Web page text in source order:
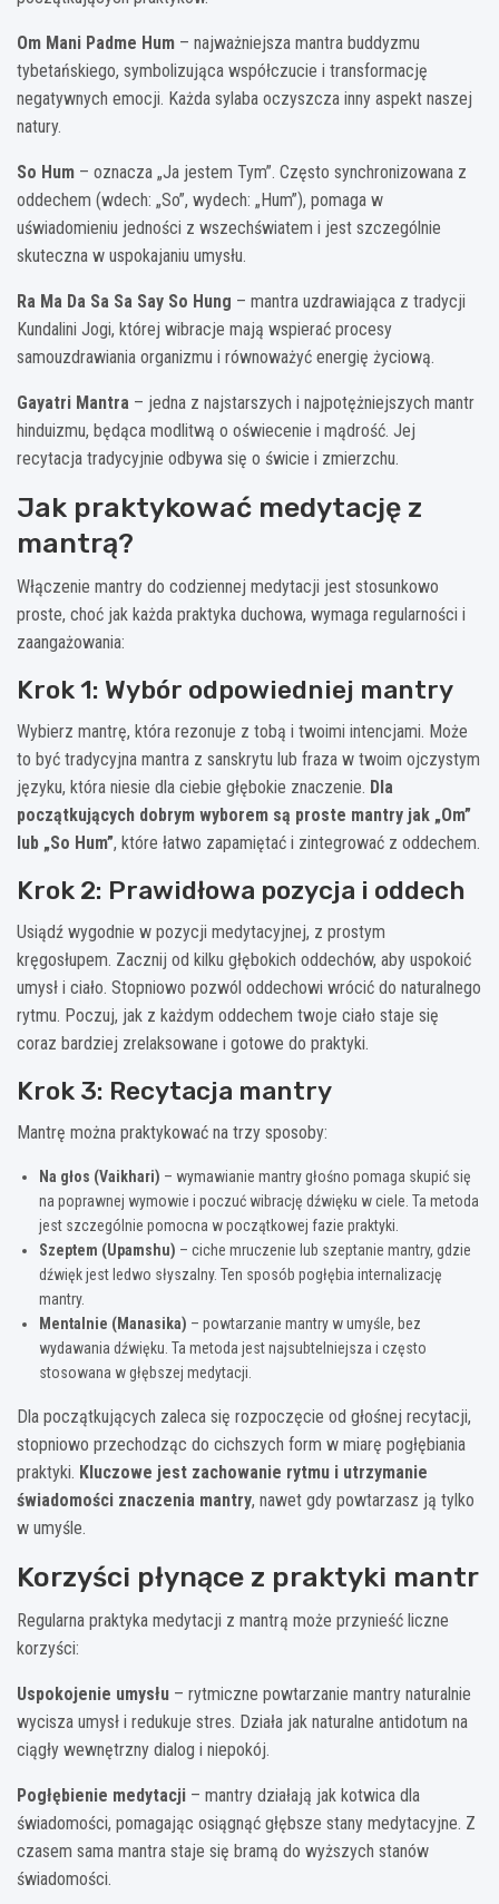
Om Mani Padme Hum – najważniejsza mantra buddyzmu
tybetańskiego, symbolizująca współczucie i transformację
negatywnych emocji. Każda sylaba oczyszcza inny aspekt naszej
natury.
So Hum – oznacza „Ja jestem Tym”. Często synchronizowana z
oddechem (wdech: „So”, wydech: „Hum”), pomaga w
uświadomieniu jedności z wszechświatem i jest szczególnie
skuteczna w uspokajaniu umysłu.
Ra Ma Da Sa Sa Say So Hung – mantra uzdrawiająca z tradycji
Kundalini Jogi, której wibracje mają wspierać procesy
samouzdrawiania organizmu i równoważyć energię życiową.
Gayatri Mantra – jedna z najstarszych i najpotężniejszych mantr
hinduizmu, będąca modlitwą o oświecenie i mądrość. Jej
recytacja tradycyjnie odbywa się o świcie i zmierzchu.
Jak praktykować medytację z
mantrą?
Włączenie mantry do codziennej medytacji jest stosunkowo
proste, choć jak każda praktyka duchowa, wymaga regularności i
zaangażowania:
Krok 1: Wybór odpowiedniej mantry
Wybierz mantrę, która rezonuje z tobą i twoimi intencjami. Może
to być tradycyjna mantra z sanskrytu lub fraza w twoim ojczystym
języku, która niesie dla ciebie głębokie znaczenie. Dla
początkujących dobrym wyborem są proste mantry jak „Om”
lub „So Hum”, które łatwo zapamiętać i zintegrować z oddechem.
Krok 2: Prawidłowa pozycja i oddech
Usiądź wygodnie w pozycji medytacyjnej, z prostym
kręgosłupem. Zacznij od kilku głębokich oddechów, aby uspokoić
umysł i ciało. Stopniowo pozwól oddechowi wrócić do naturalnego
rytmu. Poczuj, jak z każdym oddechem twoje ciało staje się
coraz bardziej zrelaksowane i gotowe do praktyki.
Krok 3: Recytacja mantry
Mantrę można praktykować na trzy sposoby:
Na głos (Vaikhari) – wymawianie mantry głośno pomaga skupić się
na poprawnej wymowie i poczuć wibrację dźwięku w ciele. Ta metoda
jest szczególnie pomocna w początkowej fazie praktyki.
Szeptem (Upamshu) – ciche mruczenie lub szeptanie mantry, gdzie
dźwięk jest ledwo słyszalny. Ten sposób pogłębia internalizację
mantry.
Mentalnie (Manasika) – powtarzanie mantry w umyśle, bez
wydawania dźwięku. Ta metoda jest najsubtelniejsza i często
stosowana w głębszej medytacji.
Dla początkujących zaleca się rozpoczęcie od głośnej recytacji,
stopniowo przechodząc do cichszych form w miarę pogłębiania
praktyki. Kluczowe jest zachowanie rytmu i utrzymanie
świadomości znaczenia mantry, nawet gdy powtarzasz ją tylko
w umyśle.
Korzyści płynące z praktyki mantr
Regularna praktyka medytacji z mantrą może przynieść liczne
korzyści:
Uspokojenie umysłu – rytmiczne powtarzanie mantry naturalnie
wycisza umysł i redukuje stres. Działa jak naturalne antidotum na
ciągły wewnętrzny dialog i niepokój.
Pogłębienie medytacji – mantry działają jak kotwica dla
świadomości, pomagając osiągnąć głębsze stany medytacyjne. Z
czasem sama mantra staje się bramą do wyższych stanów
świadomości.